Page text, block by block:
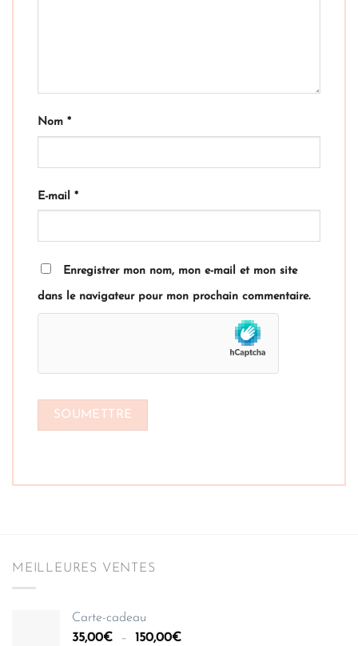
Nom *
E-mail *
Enregistrer mon nom, mon e-mail et mon site
dans le navigateur pour mon prochain commentaire.
MEILLEURES VENTES
Carte-cadeau
35,00€ – 150,00€Plage